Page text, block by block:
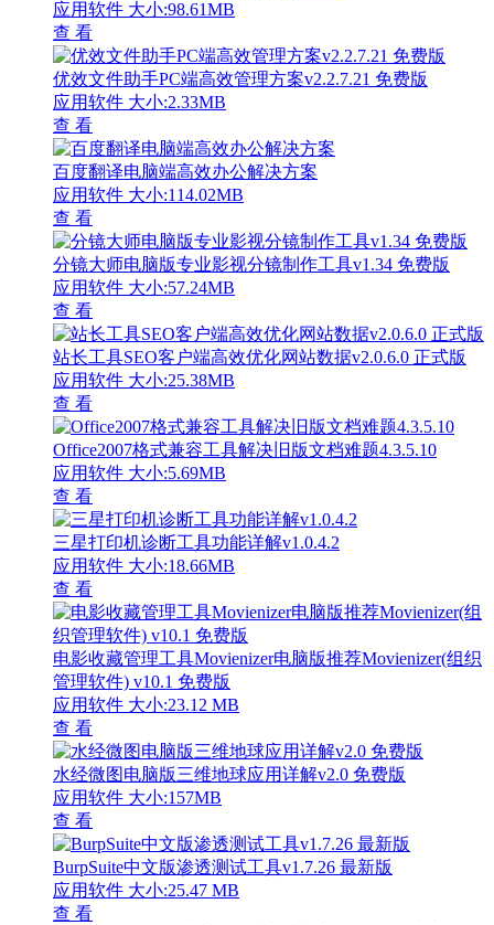
应用软件 大小:98.61MB
查 看
优效文件助手PC端高效管理方案v2.2.7.21 免费版
应用软件 大小:2.33MB
查 看
百度翻译电脑端高效办公解决方案
应用软件 大小:114.02MB
查 看
分镜大师电脑版专业影视分镜制作工具v1.34 免费版
应用软件 大小:57.24MB
查 看
站长工具SEO客户端高效优化网站数据v2.0.6.0 正式版
应用软件 大小:25.38MB
查 看
Office2007格式兼容工具解决旧版文档难题4.3.5.10
应用软件 大小:5.69MB
查 看
三星打印机诊断工具功能详解v1.0.4.2
应用软件 大小:18.66MB
查 看
电影收藏管理工具Movienizer电脑版推荐Movienizer(组织
管理软件) v10.1 免费版
应用软件 大小:23.12 MB
查 看
水经微图电脑版三维地球应用详解v2.0 免费版
应用软件 大小:157MB
查 看
BurpSuite中文版渗透测试工具v1.7.26 最新版
应用软件 大小:25.47 MB
查 看